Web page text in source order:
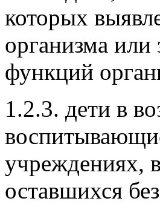
1.2.2. дети, не
которых
организма
функций
1.2.3. дети в
учреждениях,